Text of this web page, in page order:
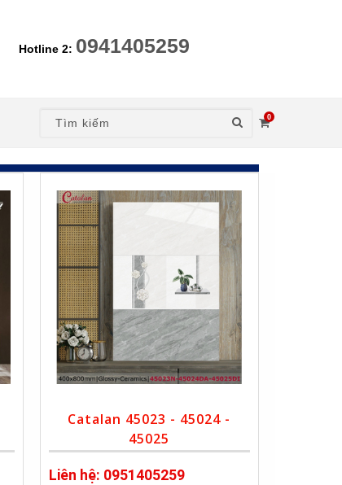
Hotline 2: 0941405259
0
Catalan 45023 - 45024 -
45025
Liên hệ: 0951405259